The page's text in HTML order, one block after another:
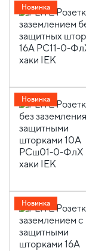
Новинка
Новинка
Новинка